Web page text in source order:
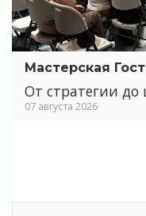
Мастерская
От стратегии до
07 августа 2026